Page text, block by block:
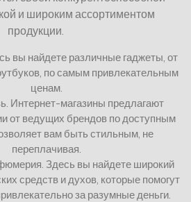
и широким ассортиментом
продукции.
вы найдете различные гаджеты, от
по самым привлекательным
ценам.
Интернет-магазины предлагают
от ведущих брендов по доступным
вам быть стильным, не
переплачивая.
Здесь вы найдете широкий
средств и духов, которые помогут
за разумные деньги.